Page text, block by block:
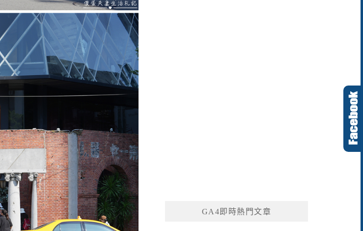
GA4即時熱門文章